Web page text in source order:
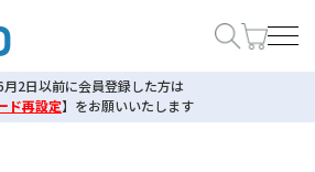
月2日以前に会員登録した方は
ド再設定】 をお願いいたします